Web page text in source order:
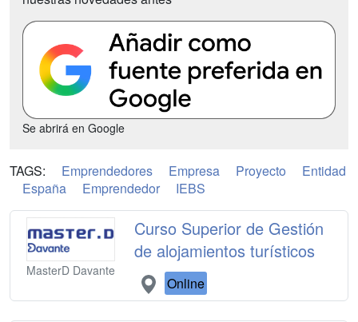
Se abrirá en Google
TAGS: Emprendedores Empresa Proyecto
Entidad
España
Emprendedor IEBS
MasterD Davante
Curso Superior de Gestión
de alojamientos turísticos
Online